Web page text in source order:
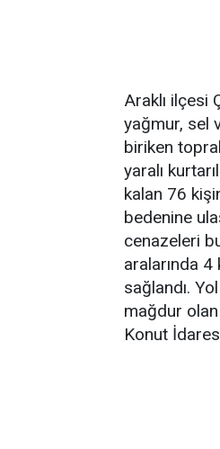
Araklı ilçesi
yağmur, sel
biriken
yaralı
kalan 76
bedenine
cenazeleri
aralarında 4
sağlandı.
mağdur
Konut